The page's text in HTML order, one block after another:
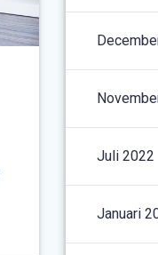
Juli 2022
Januari